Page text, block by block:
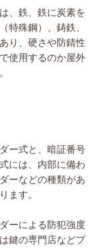
、鉄、鉄に炭素を
特殊鋼）、鋳鉄、
り、硬さや防錆性
使用するのか屋外
ー式と、暗証番号
には、内部に備わ
ーなどの種類があ
ます。
ーによる防犯強度
鍵の専門店などプ